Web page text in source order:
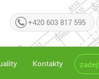
+420 603 817 595
Kontakty